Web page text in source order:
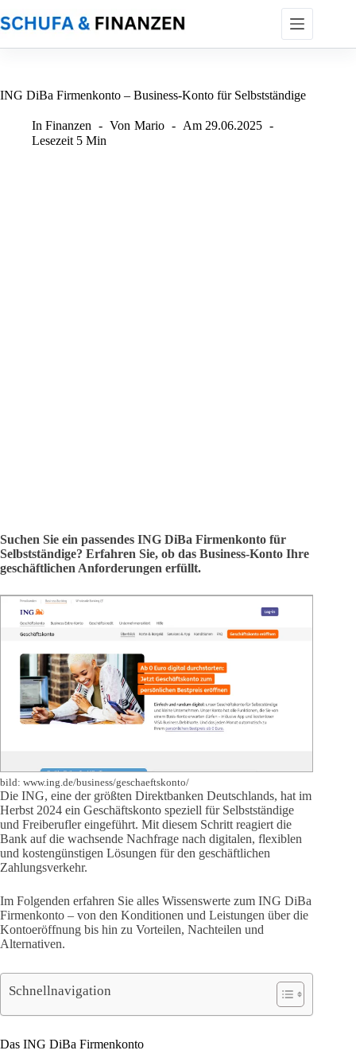
Inhalt
springen
ING DiBa Firmenkonto – Business-Konto für Selbstständige
In Finanzen Von Mario Am 29.06.2025
Lesezeit 5 Min
Suchen Sie ein passendes ING DiBa Firmenkonto für
Selbstständige? Erfahren Sie, ob das Business-Konto Ihre
geschäftlichen Anforderungen erfüllt.
bild: www.ing.de/business/geschaeftskonto/
Die ING, eine der größten Direktbanken Deutschlands, hat im
Herbst 2024 ein Geschäftskonto speziell für Selbstständige
und Freiberufler eingeführt. Mit diesem Schritt reagiert die
Bank auf die wachsende Nachfrage nach digitalen, flexiblen
und kostengünstigen Lösungen für den geschäftlichen
Zahlungsverkehr.
Im Folgenden erfahren Sie alles Wissenswerte zum ING DiBa
Firmenkonto – von den Konditionen und Leistungen über die
Kontoeröffnung bis hin zu Vorteilen, Nachteilen und
Alternativen.
Schnellnavigation
Das ING DiBa Firmenkonto